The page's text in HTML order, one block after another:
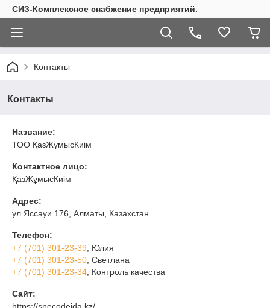
СИЗ-Комплексное снабжение предприятий.
Контакты
Контакты
Название:
ТОО ҚазЖұмысКиім
Контактное лицо:
ҚазЖұмысКиім
Адрес:
ул.Яссауи 176, Алматы, Казахстан
Телефон:
+7 (701) 301-23-39 , Юлия
+7 (701) 301-23-50 , Светлана
+7 (701) 301-23-34 , Контроль качества
Сайт: